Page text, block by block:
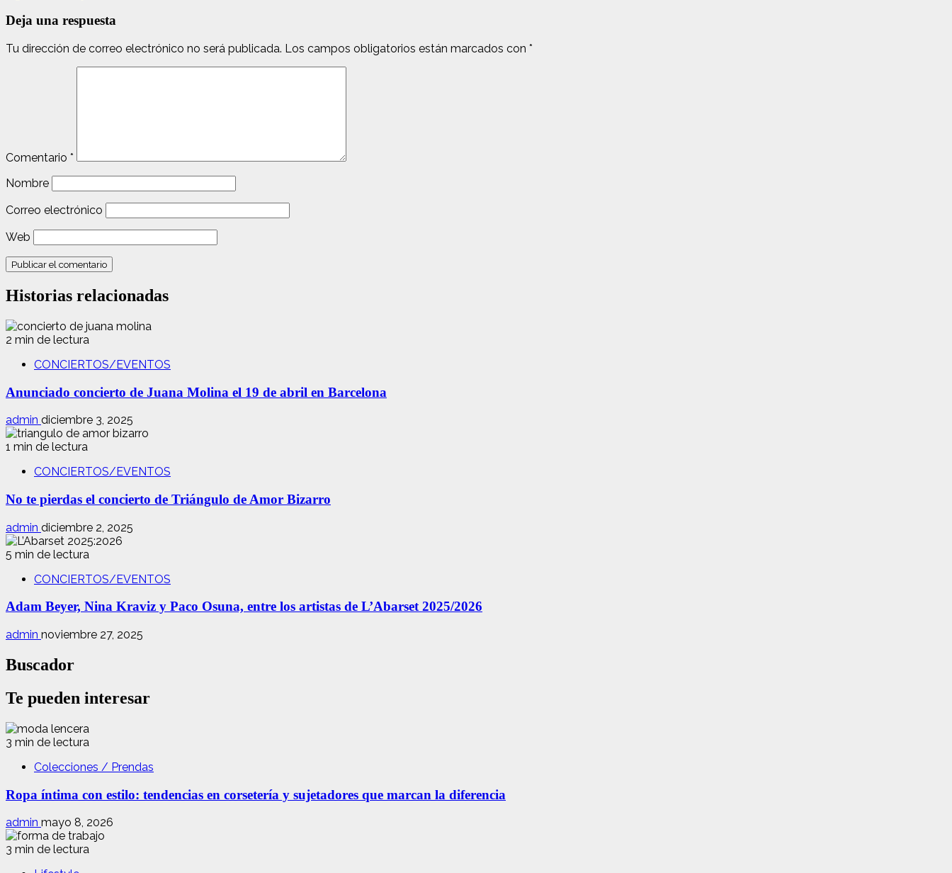
Deja una respuesta
Tu dirección de correo electrónico no será publicada. Los campos obligatorios están marcados con *
Comentario *
Nombre
Correo electrónico
Web
Historias relacionadas
2 min de lectura
CONCIERTOS/EVENTOS
Anunciado concierto de Juana Molina el 19 de abril en Barcelona
admin diciembre 3, 2025
1 min de lectura
CONCIERTOS/EVENTOS
No te pierdas el concierto de Triángulo de Amor Bizarro
admin diciembre 2, 2025
5 min de lectura
CONCIERTOS/EVENTOS
Adam Beyer, Nina Kraviz y Paco Osuna, entre los artistas de L’Abarset 2025/2026
admin noviembre 27, 2025
Buscador
Te pueden interesar
3 min de lectura
Colecciones / Prendas
Ropa íntima con estilo: tendencias en corsetería y sujetadores que marcan la diferencia
admin mayo 8, 2026
3 min de lectura